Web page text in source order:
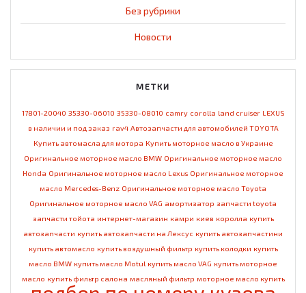
Без рубрики
Новости
МЕТКИ
17801-20040 35330-06010 35330-08010 camry corolla land cruiser LEXUS
в наличии и под заказ rav4 Автозапчасти для автомобилей TOYOTA
Купить автомасла для мотора Купить моторное масло в Украине
Оригинальное моторное масло BMW Оригинальное моторное масло
Honda Оригинальное моторное масло Lexus Оригинальное моторное
масло Mercedes-Benz Оригинальное моторное масло Toyota
Оригинальное моторное масло VAG амортизатор запчасти toyota
запчасти тойота интернет-магазин камри киев королла купить
автозапчасти купить автозапчасти на Лексус купить автозапчастини
купить автомасло купить воздушный фильтр купить колодки купить
масло BMW купить масло Motul купить масло VAG купить моторное
масло купить фильтр салона масляный фильтр моторное масло купить